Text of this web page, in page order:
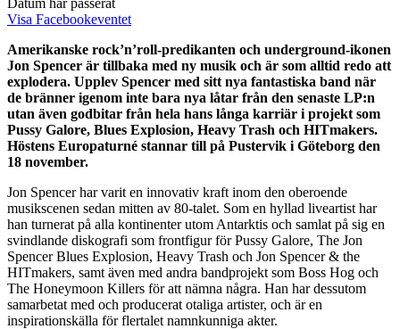
Visa Facebookeventet
Amerikanske rock’n’roll-predikanten och underground-ikonen
Jon Spencer är tillbaka med ny musik och är som alltid redo att
explodera. Upplev Spencer med sitt nya fantastiska band när
de bränner igenom inte bara nya låtar från den senaste LP:n
utan även godbitar från hela hans långa karriär i projekt som
Pussy Galore, Blues Explosion, Heavy Trash och HITmakers.
Höstens Europaturné stannar till på Pustervik i Göteborg den
18 november.
Jon Spencer har varit en innovativ kraft inom den oberoende
musikscenen sedan mitten av 80-talet. Som en hyllad liveartist har
han turnerat på alla kontinenter utom Antarktis och samlat på sig en
svindlande diskografi som frontfigur för Pussy Galore, The Jon
Spencer Blues Explosion, Heavy Trash och Jon Spencer & the
HITmakers, samt även med andra bandprojekt som Boss Hog och
The Honeymoon Killers för att nämna några. Han har dessutom
samarbetat med och producerat otaliga artister, och är en
inspirationskälla för flertalet namnkunniga akter.